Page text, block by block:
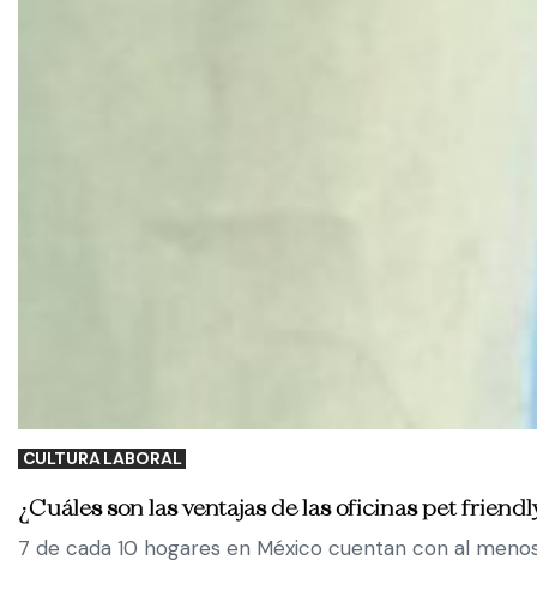
CULTURA LABORAL
¿Cuáles son las ventajas de las oficinas pet
7 de cada 10 hogares en México cuentan con al